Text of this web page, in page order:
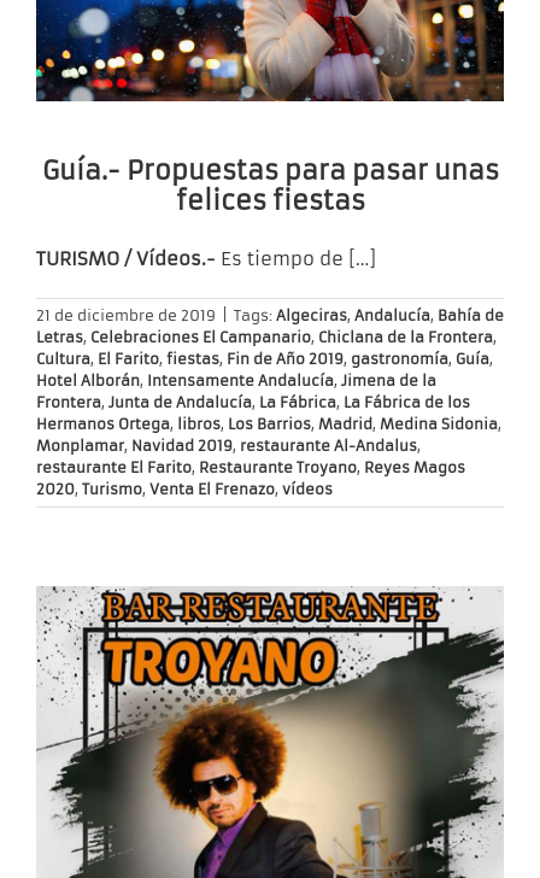
Guía.- Propuestas para pasar unas
felices fiestas
TURISMO / Vídeos.- Es tiempo de […]
21 de diciembre de 2019 Tags: Algeciras, Andalucía, Bahía de
Letras, Celebraciones El Campanario, Chiclana de la Frontera,
Cultura, El Farito, fiestas, Fin de Año 2019, gastronomía, Guía,
Hotel Alborán, Intensamente Andalucía, Jimena de la
Frontera, Junta de Andalucía, La Fábrica, La Fábrica de los
Hermanos Ortega, libros, Los Barrios, Madrid, Medina Sidonia,
Monplamar, Navidad 2019, restaurante Al-Andalus,
restaurante El Farito, Restaurante Troyano, Reyes Magos
2020, Turismo, Venta El Frenazo, vídeos